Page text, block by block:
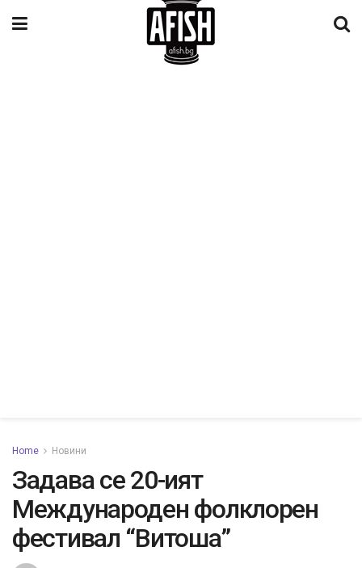
Home Новини
Задава се 20-ият
Международен фолклорен
фестивал “Витоша”